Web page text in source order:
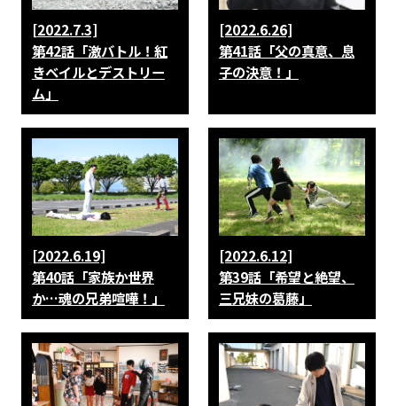
[2022.7.3]
第42話「激バトル！紅
きベイルとデストリー
ム」
[2022.6.26]
第41話「父の真意、息
子の決意！」
[2022.6.19]
第40話「家族か世界
か…魂の兄弟喧嘩！」
[2022.6.12]
第39話「希望と絶望、
三兄妹の葛藤」